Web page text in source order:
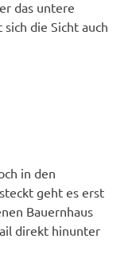
das untere
die Sicht auch
in den
geht es erst
Bauernhaus
direkt hinunter